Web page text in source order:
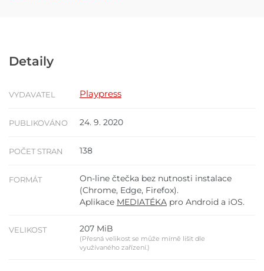
Detaily
VYDAVATEL Playpress
PUBLIKOVÁNO 24. 9. 2020
POČET STRAN 138
FORMÁT
On-line čtečka bez nutnosti instalace
(Chrome, Edge, Firefox).
Aplikace MEDIATÉKA pro Android a iOS.
VELIKOST 207 MiB
(Přesná velikost se může mírně lišit dle
využívaného zařízení.)